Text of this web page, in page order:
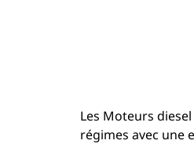
Les Moteurs
régimes avec une